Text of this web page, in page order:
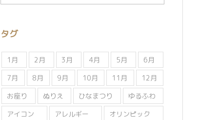
テ
ー
タグ
1月 2月 3月 4月 5月
6月
7月
8月 9月 10月 11月
12月
お座り
ぬりえ ひなまつり
ゆるふわ
アイコン
アレルギー
オリンピック